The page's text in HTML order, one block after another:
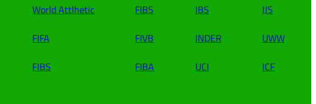
World Attlhetic
FIFA
FIBS
FIBS
FIVB
FIBA
IBS
INDER
UCI
IJS
UWW
ICF